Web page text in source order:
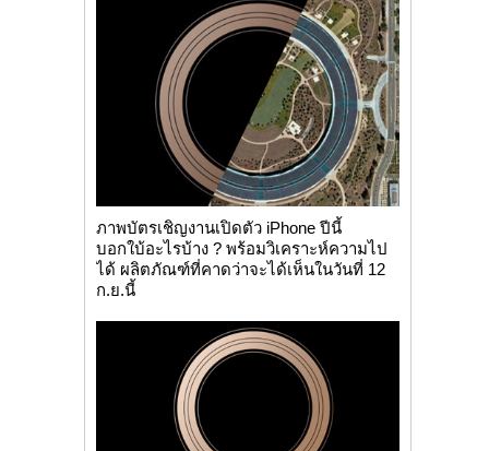
ภาพบัตรเชิญงานเปิดตัว iPhone ปีนี้
บอกใบ้อะไรบ้าง ? พร้อมวิเคราะห์ความไป
ได้ ผลิตภัณฑ์ที่คาดว่าจะได้เห็นในวันที่ 12
ก.ย.นี้